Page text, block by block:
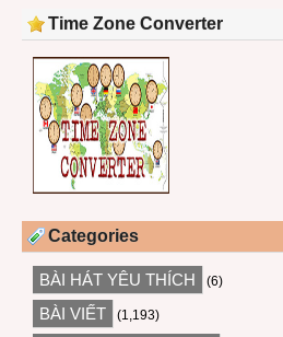
Time Zone Converter
Categories
BÀI HÁT YÊU THÍCH (6)
BÀI VIẾT (1,193)